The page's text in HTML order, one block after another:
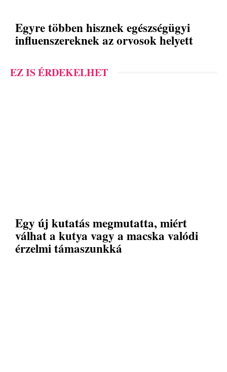
Egyre többen hisznek egészségügyi
influenszereknek az orvosok helyett
EZ IS ÉRDEKELHET
Egy új kutatás megmutatta, miért
válhat a kutya vagy a macska valódi
érzelmi támaszunkká